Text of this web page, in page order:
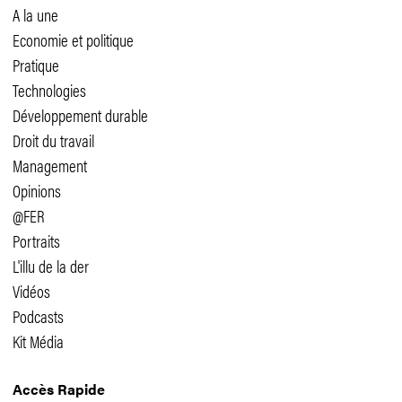
A la une
Economie et politique
Pratique
Technologies
Développement durable
Droit du travail
Management
Opinions
@FER
Portraits
L'illu de la der
Vidéos
Podcasts
Kit Média
Accès Rapide